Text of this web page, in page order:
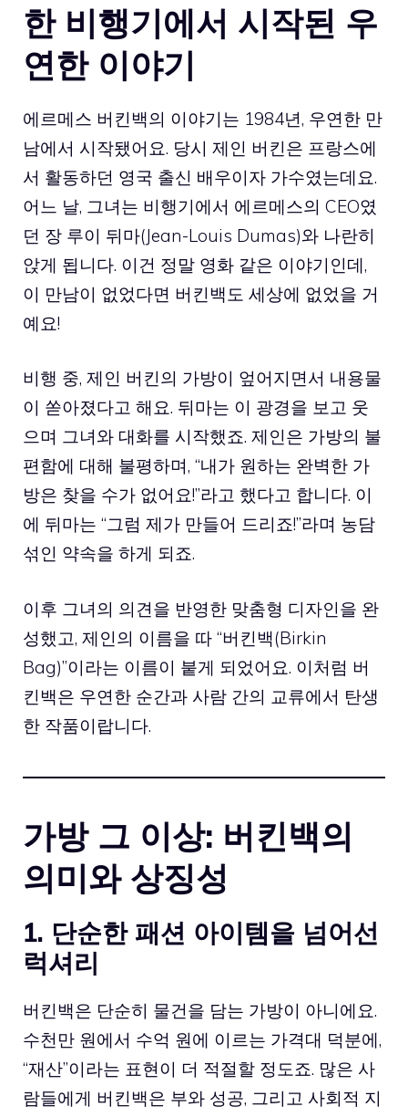
한 비행기에서 시작된 우
연한 이야기
에르메스 버킨백의 이야기는 1984년, 우연한 만
남에서 시작됐어요. 당시 제인 버킨은 프랑스에
서 활동하던 영국 출신 배우이자 가수였는데요.
어느 날, 그녀는 비행기에서 에르메스의 CEO였
던 장 루이 뒤마(Jean-Louis Dumas)와 나란히
앉게 됩니다. 이건 정말 영화 같은 이야기인데,
이 만남이 없었다면 버킨백도 세상에 없었을 거
예요!
비행 중, 제인 버킨의 가방이 엎어지면서 내용물
이 쏟아졌다고 해요. 뒤마는 이 광경을 보고 웃
으며 그녀와 대화를 시작했죠. 제인은 가방의 불
편함에 대해 불평하며, “내가 원하는 완벽한 가
방은 찾을 수가 없어요!”라고 했다고 합니다. 이
에 뒤마는 “그럼 제가 만들어 드리죠!”라며 농담
섞인 약속을 하게 되죠.
이후 그녀의 의견을 반영한 맞춤형 디자인을 완
성했고, 제인의 이름을 따 “버킨백(Birkin
Bag)”이라는 이름이 붙게 되었어요. 이처럼 버
킨백은 우연한 순간과 사람 간의 교류에서 탄생
한 작품이랍니다.
가방 그 이상: 버킨백의
의미와 상징성
1. 단순한 패션 아이템을 넘어선
럭셔리
버킨백은 단순히 물건을 담는 가방이 아니에요.
수천만 원에서 수억 원에 이르는 가격대 덕분에,
“재산”이라는 표현이 더 적절할 정도죠. 많은 사
람들에게 버킨백은 부와 성공, 그리고 사회적 지